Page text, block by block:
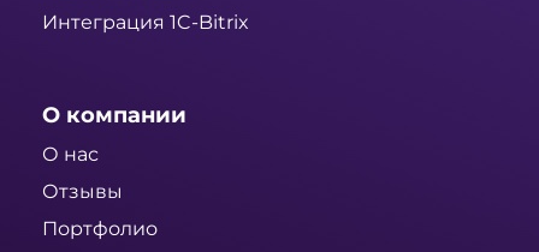
Интеграция 1C-Bitrix
О компании
О нас
Отзывы
Портфолио